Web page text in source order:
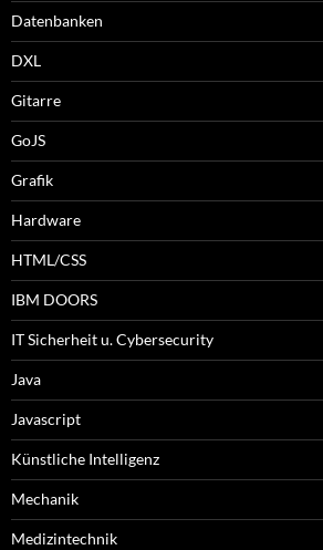
Datenbanken
DXL
Gitarre
GoJS
Grafik
Hardware
HTML/CSS
IBM DOORS
IT Sicherheit u. Cybersecurity
Java
Javascript
Künstliche Intelligenz
Mechanik
Medizintechnik